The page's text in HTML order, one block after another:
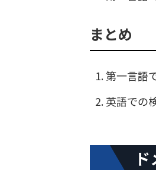
まとめ
第一言語
英語での